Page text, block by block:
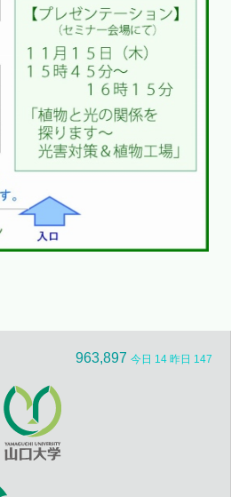
963,897 今日 14 昨日 147